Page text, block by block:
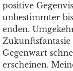
positive
unbestimmter
enden.
Gegenwart
erscheinen.